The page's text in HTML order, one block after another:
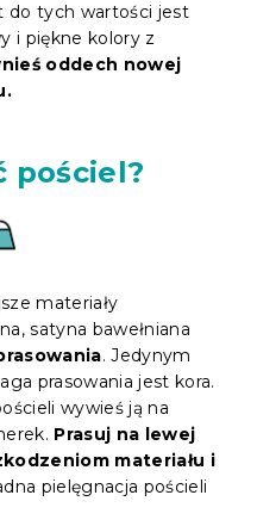
do tych wartości jest
i piękne kolory z
oddech nowej
pościel?
materiały
satyna bawełniana
. Jedynym
prasowania jest kora.
wywieś ją na
Prasuj na lewej
materiału i
pielęgnacja pościeli